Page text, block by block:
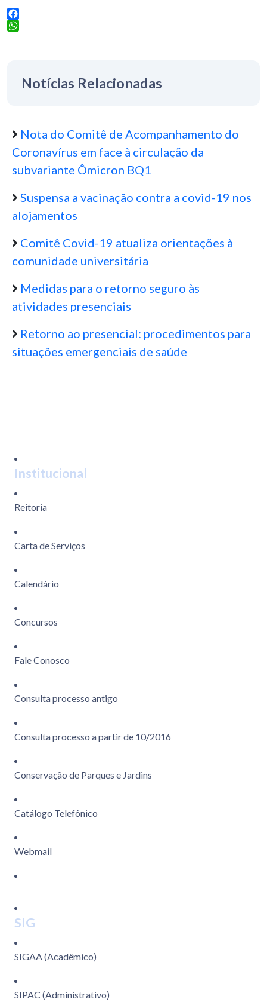
Facebook
Notícias Relacionadas
Nota do Comitê de Acompanhamento do
Coronavírus em face à circulação da
subvariante Ômicron BQ1
Suspensa a vacinação contra a covid-19 nos
alojamentos
Comitê Covid-19 atualiza orientações à
comunidade universitária
Medidas para o retorno seguro às
atividades presenciais
Retorno ao presencial: procedimentos para
situações emergenciais de saúde
Institucional
Reitoria
Carta de Serviços
Calendário
Concursos
Fale Conosco
Consulta processo antigo
Consulta processo a partir de 10/2016
Conservação de Parques e Jardins
Catálogo Telefônico
Webmail
SIG
SIGAA (Acadêmico)
SIPAC (Administrativo)